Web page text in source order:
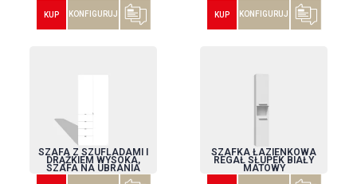
KUP KONFIGURUJ KUP KONFIGURUJ
SZAFA Z SZUFLADAMI I
DRĄŻKIEM WYSOKA,
SZAFA NA UBRANIA
SZAFKA ŁAZIENKOWA
REGAŁ SŁUPEK BIAŁY
MATOWY